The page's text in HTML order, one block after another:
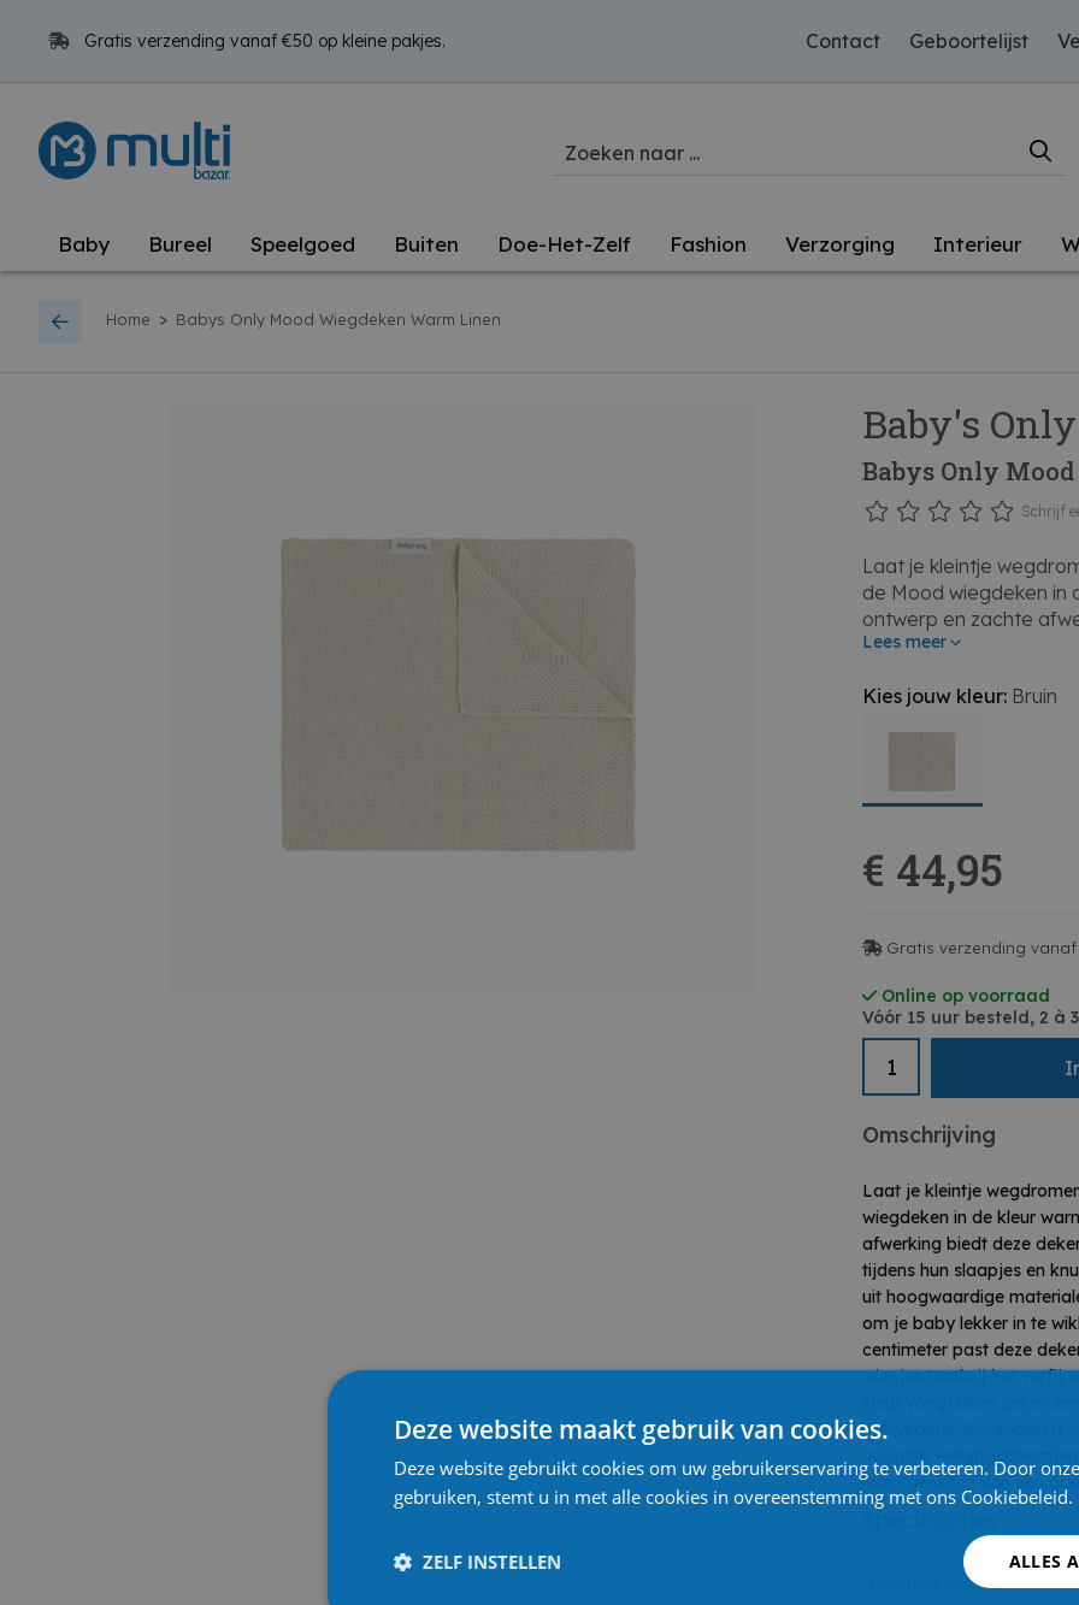
Gratis verzending vanaf €50 op kleine pakjes. Contact Geboortelijst
Baby Bureel Speelgoed Buiten Doe-Het-Zelf Fashion Verzorging Interieur
Home > Babys Only Mood Wiegdeken Warm Linen
Baby's Only
Babys Only
Schrijf
Laat je kleintje
de Mood wiegdeken in
ontwerp en zachte
rust en warmte voor je
hoogwaardige
bloemenpatroon en de
Bovendien is hij
hoogste
Lees meer
Kies jouw kleur: Bruin
€ 44,95
Gratis verzending
Online op voorraad
Vóór 15 uur besteld, 2 à
Omschrijving
Laat je kleintje
wiegdeken in de kleur
afwerking biedt deze
tijdens hun slaapjes en
uit hoogwaardige
om je baby lekker in te
centimeter past deze
wiegjes.Dankzij het
kleur voegt deze deken
babykamer. Bovendien is
hoogste
laten genieten van een
Product code
Deze website maakt gebruik van cookies.
Deze website gebruikt cookies om uw gebruikerservaring te verbeteren. Door
gebruiken, stemt u in met alle cookies in overeenstemming met ons Cookiebeleid.
ALLES
ZELF INSTELLEN